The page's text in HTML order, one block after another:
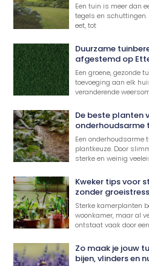
Een tuin is meer dan
tegels en
eet, tot
Duurzame
afgestemd op
Een groene, gezonde
toevoeging aan elk
veranderende
De beste planten
onderhoudsarme
Een
plantkeuze. Door
sterke en weinig
Kweker tips voor
zonder groeistress
Sterke kamerplanten
woonkamer, maar al
ontstaat vaak door
Zo maak je jouw
bijen, vlinders en